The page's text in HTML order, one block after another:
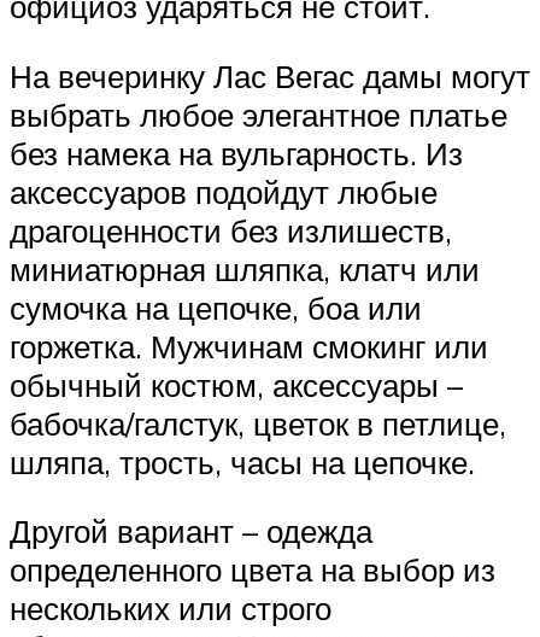
На вечеринку Лас Вегас дамы могут
выбрать любое элегантное платье
без намека на вульгарность. Из
аксессуаров подойдут любые
драгоценности без излишеств,
миниатюрная шляпка, клатч или
сумочка на цепочке, боа или
горжетка. Мужчинам смокинг или
обычный костюм, аксессуары –
бабочка/галстук, цветок в петлице,
шляпа, трость, часы на цепочке.
Другой вариант – одежда
определенного цвета на выбор из
нескольких или строго